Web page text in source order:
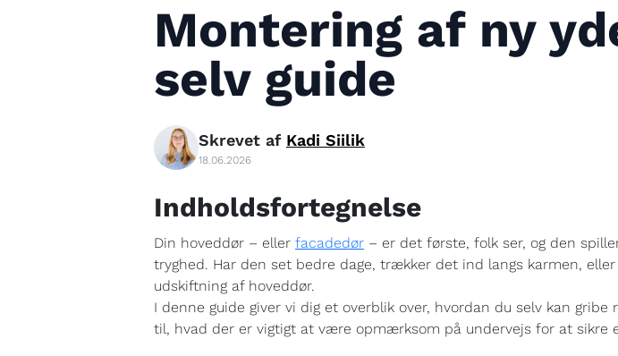
Montering af ny
selv guide
Skrevet af Kadi Siilik
18.06.2026
Indholdsfortegnelse
Din hoveddør – eller facadedør – er det første, folk ser, og den
tryghed. Har den set bedre dage, trækker det ind langs karmen,
udskiftning af hoveddør.
I denne guide giver vi dig et overblik over, hvordan du selv kan
til, hvad der er vigtigt at være opmærksom på undervejs for at sikre